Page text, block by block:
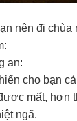
nên đi chùa
an:
cho bạn
mất, hơn
ngã.